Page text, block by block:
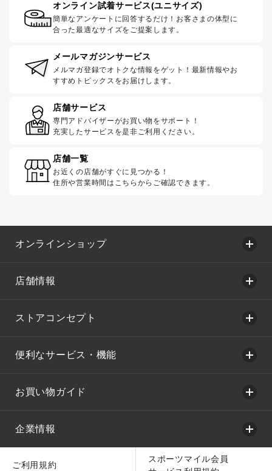
オンライン試着サービス(ユニサイズ)
簡単なアンケートに回答するだけ！お客さまの体型に
合った最適なサイズをご提案します。
メールマガジンサービス
メルマガ登録でオトクな情報をゲット！最新情報やお
すすめトピックスをお届けします。
店舗サービス
専門アドバイザーがお買い物をサポート！
充実したサービスを是非ご利用ください。
店舗一覧
お近くの店舗がすぐに見つかる！
住所や営業時間はこちらからご確認できます。
オンラインショップ
店舗情報
ストアコンセプト
便利なサービス・機能
お買い物ガイド
企業情報
ご利用規約
スポーツマイル会員